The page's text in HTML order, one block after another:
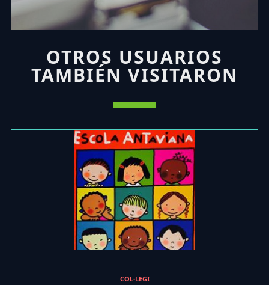
OTROS USUARIOS
TAMBIÉN VISITARON
COL·LEGI